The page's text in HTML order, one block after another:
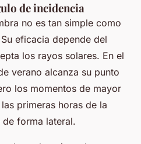
de incidencia
no es tan simple como
eficacia depende del
los rayos solares. En el
verano alcanza su punto
los momentos de mayor
primeras horas de la
forma lateral.